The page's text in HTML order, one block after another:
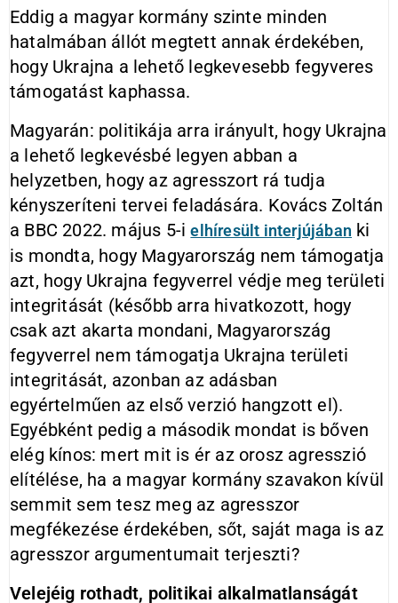
Eddig a magyar kormány szinte minden
hatalmában állót megtett annak érdekében,
hogy Ukrajna a lehető legkevesebb fegyveres
támogatást kaphassa.
Magyarán: politikája arra irányult, hogy Ukrajna
a lehető legkevésbé legyen abban a
helyzetben, hogy az agresszort rá tudja
kényszeríteni tervei feladására. Kovács Zoltán
a BBC 2022. május 5-ielhíresült interjújában ki
is mondta, hogy Magyarország nem támogatja
azt, hogy Ukrajna fegyverrel védje meg területi
integritását (később arra hivatkozott, hogy
csak azt akarta mondani, Magyarország
fegyverrel nem támogatja Ukrajna területi
integritását, azonban az adásban
egyértelműen az első verzió hangzott el).
Egyébként pedig a második mondat is bőven
elég kínos: mert mit is ér az orosz agresszió
elítélése, ha a magyar kormány szavakon kívül
semmit sem tesz meg az agresszor
megfékezése érdekében, sőt, saját maga is az
agresszor argumentumait terjeszti?
Velejéig rothadt, politikai alkalmatlanságát